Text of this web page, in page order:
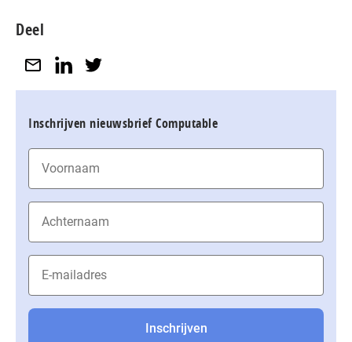
Deel
Inschrijven nieuwsbrief Computable